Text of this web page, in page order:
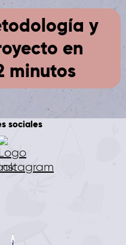
y
en
minutos
sociales